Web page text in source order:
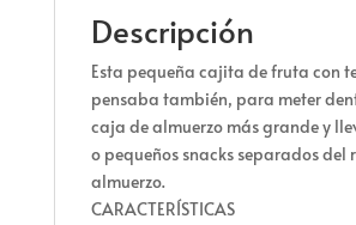
Descripción
Esta pequeña cajita de fruta con
pensaba también, para meter
caja de almuerzo más grande y
o pequeños snacks separados del
almuerzo.
CARACTERÍSTICAS